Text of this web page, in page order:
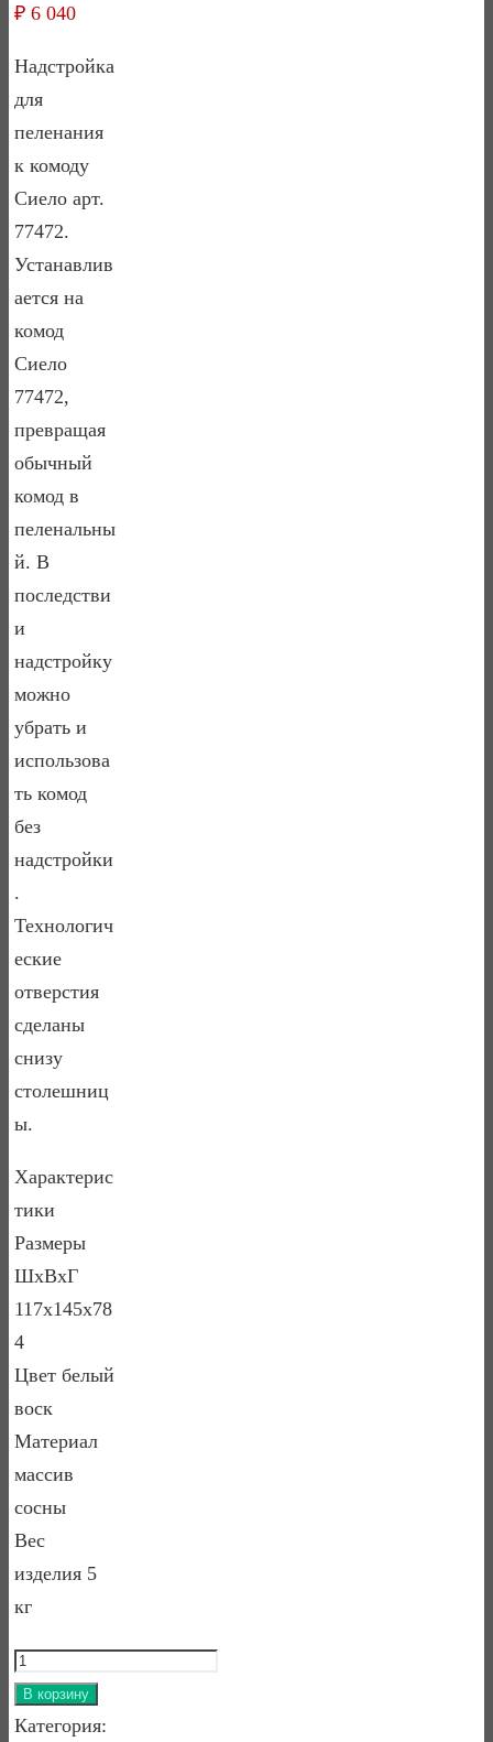
₽ 6 040
Надстройка
для
пеленания
к комоду
Сиело арт.
77472.
Устанавлив
ается на
комод
Сиело
77472,
превращая
обычный
комод в
пеленальны
й. В
последстви
и
надстройку
можно
убрать и
использова
ть комод
без
надстройки
.
Технологич
еские
отверстия
сделаны
снизу
столешниц
ы.
Характерис
тики
Размеры
ШхВхГ
117х145х78
4
Цвет белый
воск
Материал
массив
сосны
Вес
изделия 5
кг
Количество
товара
Надстройка
В корзину
Категория: